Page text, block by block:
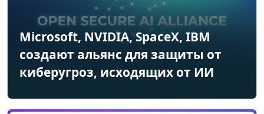
Microsoft, NVIDIA, SpaceX, IBM
создают альянс для защиты от
киберугроз, исходящих от ИИ